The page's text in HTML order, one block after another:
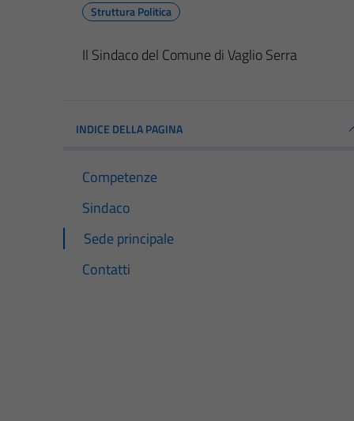
Struttura Politica
Il Sindaco del Comune di Vaglio Serra
INDICE DELLA PAGINA
Competenze
Sindaco
Sede principale
Contatti